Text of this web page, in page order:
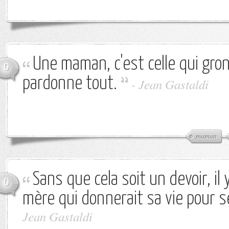
0
Une maman, c'est celle qui
pardonne tout.
- Jean Gastaldi
maman
0
Sans que cela soit un devoir, il
mère qui donnerait sa vie pour
Jean Gastaldi